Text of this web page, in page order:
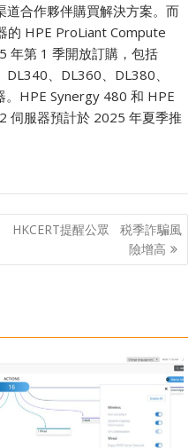
道合作夥伴購買解決方案。而
的 HPE ProLiant Compute
年第 1 季開放訂購，包括
、DL360、DL380、
HPE Synergy 480 和 HPE
伺服器預計於 2025 年夏季推
HKCERT提醒公眾 税季詐騙風
險增高